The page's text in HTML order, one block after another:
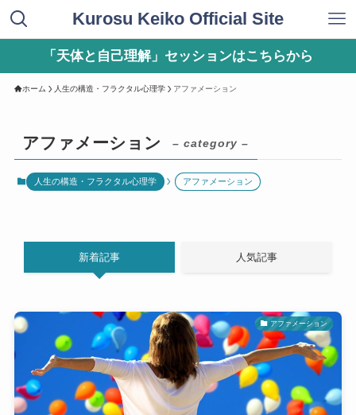
Kurosu Keiko Official Site
「天体と自己理解」セッションはこちらから
ホーム 人生の構造・フラクタル心理学 アファメーション
アファメーション – category –
人生の構造・フラクタル心理学 アファメーション
新着記事 人気記事
アファメーション